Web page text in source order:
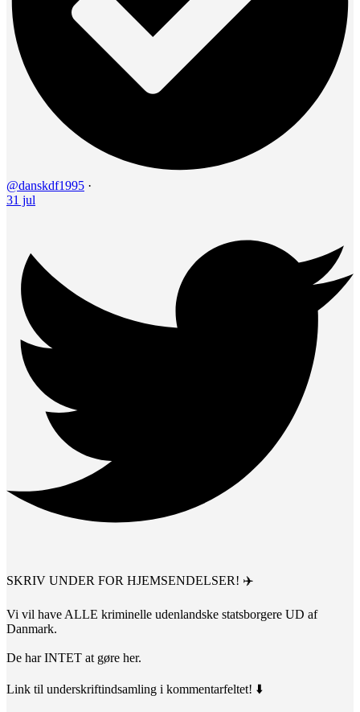
@danskdf1995 ·
31 jul
SKRIV UNDER FOR HJEMSENDELSER! ✈️
Vi vil have ALLE kriminelle udenlandske statsborgere UD af
Danmark.
De har INTET at gøre her.
Link til underskriftindsamling i kommentarfeltet! ⬇️